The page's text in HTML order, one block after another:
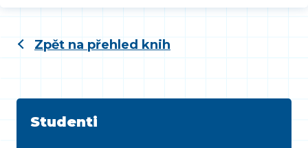
Zpět na přehled knih
Studenti